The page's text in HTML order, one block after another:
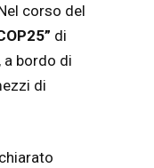
corso del
di
a bordo di
di